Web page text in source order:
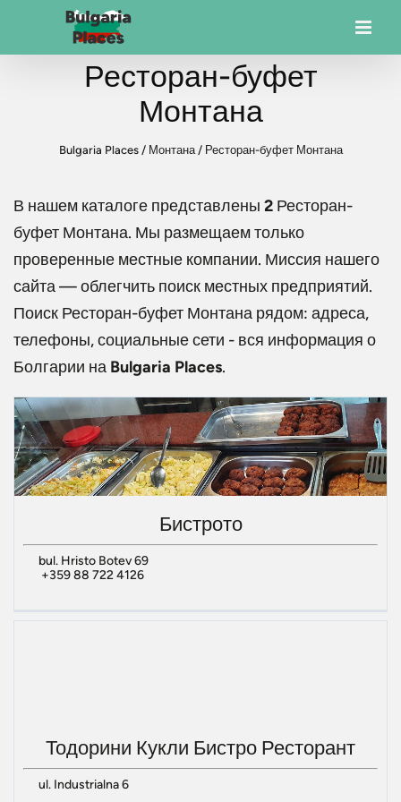
Ресторан-буфет
Монтана
Bulgaria Places/ Монтана/ Ресторан-буфет Монтана
В нашем каталоге представлены 2 Ресторан-
буфет Монтана. Мы размещаем только
проверенные местные компании. Миссия нашего
сайта — облегчить поиск местных предприятий.
Поиск Ресторан-буфет Монтана рядом: адреса,
телефоны, социальные сети - вся информация о
Болгарии на Bulgaria Places.
Бистрото
bul. Hristo Botev 69
+359 88 722 4126
Тодорини Кукли Бистро Ресторант
ul. Industrialna 6